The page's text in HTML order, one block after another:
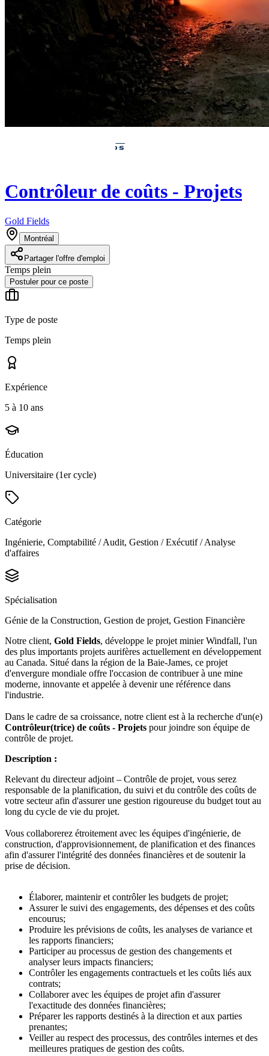
Contrôleur de coûts - Projets
Gold Fields
Montréal
Partager l'offre d'emploi
Temps plein
Postuler pour ce poste
Type de poste
Temps plein
Expérience
5 à 10 ans
Éducation
Universitaire (1er cycle)
Catégorie
Ingénierie, Comptabilité / Audit, Gestion / Exécutif / Analyse
d'affaires
Spécialisation
Génie de la Construction, Gestion de projet, Gestion Financière
Notre client, Gold Fields, développe le projet minier Windfall, l'un
des plus importants projets aurifères actuellement en développement
au Canada. Situé dans la région de la Baie-James, ce projet
d'envergure mondiale offre l'occasion de contribuer à une mine
moderne, innovante et appelée à devenir une référence dans
l'industrie.
Dans le cadre de sa croissance, notre client est à la recherche d'un(e)
Contrôleur(trice) de coûts - Projets pour joindre son équipe de
contrôle de projet.
Description :
Relevant du directeur adjoint – Contrôle de projet, vous serez
responsable de la planification, du suivi et du contrôle des coûts de
votre secteur afin d'assurer une gestion rigoureuse du budget tout au
long du cycle de vie du projet.
Vous collaborerez étroitement avec les équipes d'ingénierie, de
construction, d'approvisionnement, de planification et des finances
afin d'assurer l'intégrité des données financières et de soutenir la
prise de décision.
Élaborer, maintenir et contrôler les budgets de projet;
Assurer le suivi des engagements, des dépenses et des coûts
encourus;
Produire les prévisions de coûts, les analyses de variance et
les rapports financiers;
Participer au processus de gestion des changements et
analyser leurs impacts financiers;
Contrôler les engagements contractuels et les coûts liés aux
contrats;
Collaborer avec les équipes de projet afin d'assurer
l'exactitude des données financières;
Préparer les rapports destinés à la direction et aux parties
prenantes;
Veiller au respect des processus, des contrôles internes et des
meilleures pratiques de gestion des coûts.